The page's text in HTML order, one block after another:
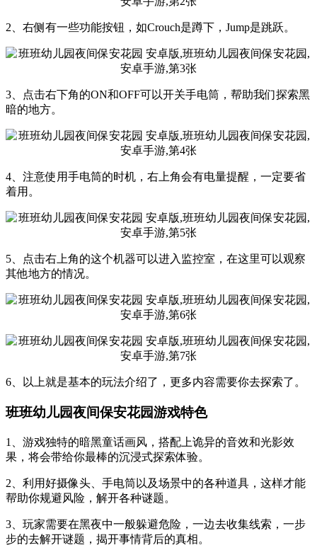
2、右侧有一些功能按钮，如Crouch是蹲下，Jump是跳跃。
3、点击右下角的ON和OFF可以开关手电筒，帮助我们探索黑
暗的地方。
4、注意使用手电筒的时机，右上角会有电量提醒，一定要省
着用。
5、点击右上角的这个机器可以进入监控室，在这里可以观察
其他地方的情况。
6、以上就是基本的玩法介绍了，更多内容需要你去探索了。
班班幼儿园夜间保安花园游戏特色
1、游戏独特的暗黑童话画风，搭配上诡异的音效和光影效
果，将会带给你最棒的沉浸式探索体验。
2、利用好摄像头、手电筒以及场景中的各种道具，这样才能
帮助你规避风险，解开各种谜题。
3、玩家需要在黑夜中一般躲避危险，一边去收集线索，一步
步的去解开谜题，揭开事情背后的真相。